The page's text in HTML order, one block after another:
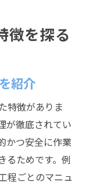
徴を探る
紹介
特徴がありま
が徹底されてい
かつ安全に作業
るためです。例
程ごとのマニュ